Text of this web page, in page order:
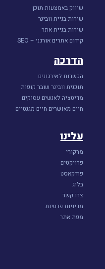
שיווק באמצעות תוכן
שירות בניית וובינר
שירות בניית אתר
קידום אתרים אורגני – SEO
הדרכה
הכשרות לאירגונים
תוכנית וובינר שובר קופות
מדיטציה לאנשים עסוקים
חיים מאושרים-חיים מגנטיים
עלינו
מרקורי
פרויקטים
פודקאסט
בלוג
צרו קשר
מדיניות פרטיות
מפת אתר